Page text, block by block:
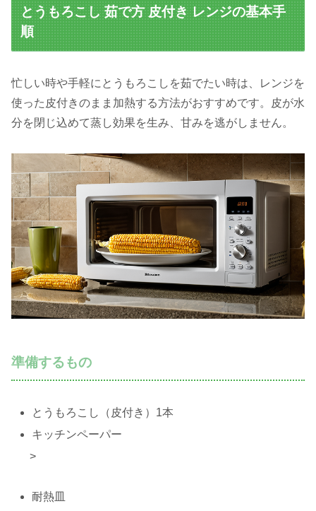
とうもろこし 茹で方 皮付き レンジの基本手
順
忙しい時や手軽にとうもろこしを茹でたい時は、レンジを
使った皮付きのまま加熱する方法がおすすめです。皮が水
分を閉じ込めて蒸し効果を生み、甘みを逃がしません。
準備するもの
とうもろこし（皮付き）1本
キッチンペーパー
>
耐熱皿